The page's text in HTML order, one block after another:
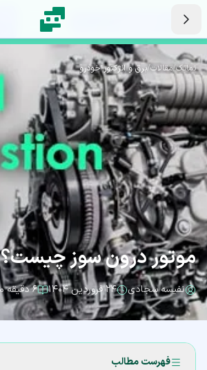
نماتک/مقالات/برق و انژکتور خودرو
موتور درون سوز چیست؟
نفیسه سجادی ۲۴ فروردین ۱۴۰۴ ۶ دقیقه مطالعه
فهرست مطالب